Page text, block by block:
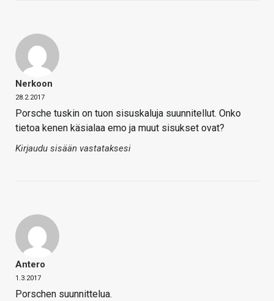
Nerkoon
28.2.2017
Porsche tuskin on tuon sisuskaluja suunnitellut. Onko
tietoa kenen käsialaa emo ja muut sisukset ovat?
Kirjaudu sisään vastataksesi
Antero
1.3.2017
Porschen suunnittelua.